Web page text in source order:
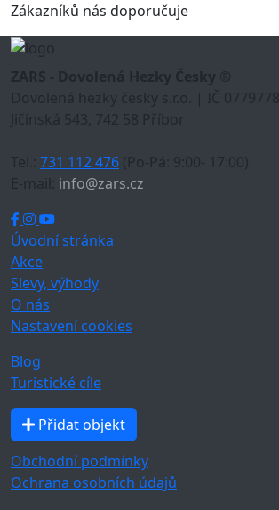
Zákazníků nás doporučuje
ZARS - Dovolená Hezky Česky ®
Dovolená hezky česky s.r.o. | IČ 07797788
Jičínská 543, 742 58 Příbor
Tel.: 731 112 476 (Po-Pá: 9:00- 17:00)
E-mail: info@zars.cz
Úvodní stránka
Akce
Slevy, výhody
O nás
Nastavení cookies
Blog
Turistické cíle
Přidat objekt
Obchodní podmínky
Ochrana osobních údajů